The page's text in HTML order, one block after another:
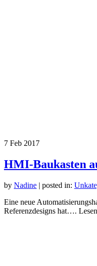
7 Feb 2017
HMI-Baukasten
by Nadine | posted in:
Eine neue
Referenzdesigns hat….